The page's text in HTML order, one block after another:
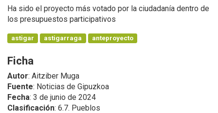
Ha sido el proyecto más votado por la ciudadanía dentro de
los presupuestos participativos
astigar astigarraga anteproyecto
Ficha
Autor: Aitziber Muga
Fuente: Noticias de Gipuzkoa
Fecha: 3 de junio de 2024
Clasificación: 6.7. Pueblos